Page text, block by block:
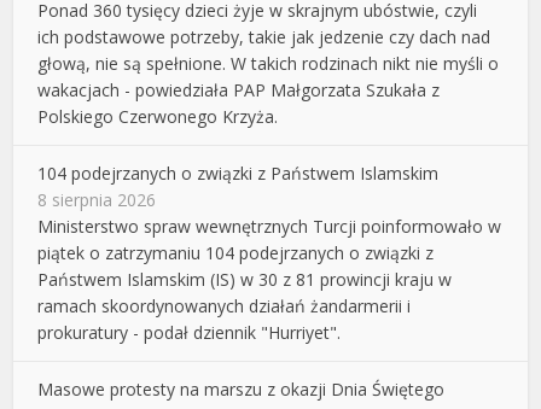
Ponad 360 tysięcy dzieci żyje w skrajnym ubóstwie, czyli
ich podstawowe potrzeby, takie jak jedzenie czy dach nad
głową, nie są spełnione. W takich rodzinach nikt nie myśli o
wakacjach - powiedziała PAP Małgorzata Szukała z
Polskiego Czerwonego Krzyża.
104 podejrzanych o związki z Państwem Islamskim
8 sierpnia 2026
Ministerstwo spraw wewnętrznych Turcji poinformowało w
piątek o zatrzymaniu 104 podejrzanych o związki z
Państwem Islamskim (IS) w 30 z 81 prowincji kraju w
ramach skoordynowanych działań żandarmerii i
prokuratury - podał dziennik "Hurriyet".
Masowe protesty na marszu z okazji Dnia Świętego